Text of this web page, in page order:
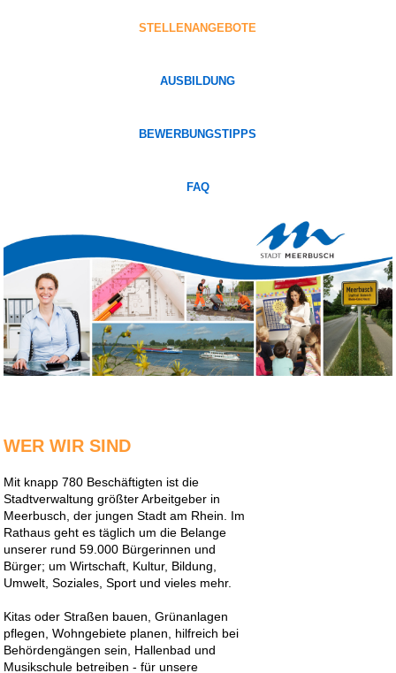
STELLENANGEBOTE
AUSBILDUNG
BEWERBUNGSTIPPS
FAQ
WER WIR SIND
Mit knapp 780 Beschäftigten ist die
Stadtverwaltung größter Arbeitgeber in
Meerbusch, der jungen Stadt am Rhein. Im
Rathaus geht es täglich um die Belange
unserer rund 59.000 Bürgerinnen und
Bürger; um Wirtschaft, Kultur, Bildung,
Umwelt, Soziales, Sport und vieles mehr.
Kitas oder Straßen bauen, Grünanlagen
pflegen, Wohngebiete planen, hilfreich bei
Behördengängen sein, Hallenbad und
Musikschule betreiben - für unsere